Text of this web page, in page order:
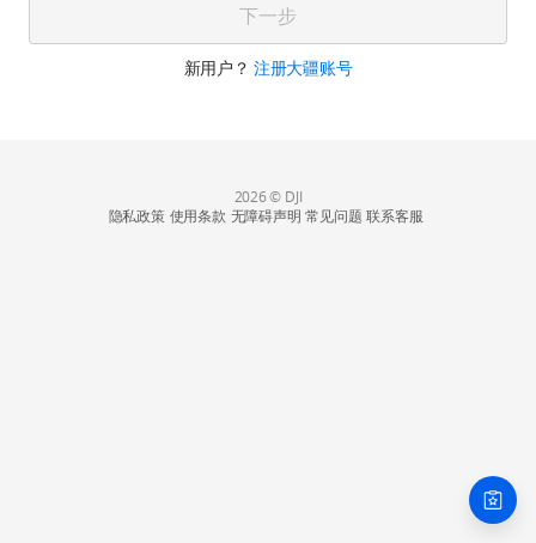
下一步
新用户？注册大疆账号
2026 © DJI
隐私政策 使用条款 无障碍声明 常见问题 联系客服